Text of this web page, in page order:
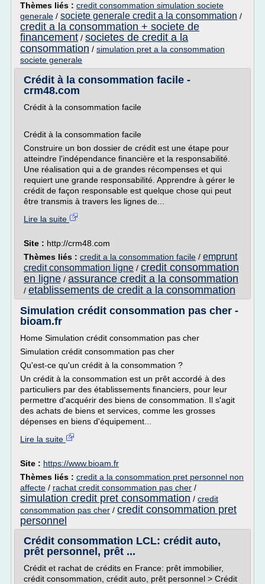
Thèmes liés : credit consommation simulation societe
generale / societe generale credit a la consommation /
credit a la consommation + societe de
financement / societes de credit a la
consommation / simulation pret a la consommation
societe generale
Crédit à la consommation facile -
crm48.com
Crédit à la consommation facile
Crédit à la consommation facile
Construire un bon dossier de crédit est une étape pour
atteindre l'indépendance financière et la responsabilité.
Une réalisation qui a de grandes récompenses et qui
requiert une grande responsabilité. Apprendre à gérer le
crédit de façon responsable est quelque chose qui peut
être transmis à travers les lignes de...
Lire la suite
Site : http://crm48.com
Thèmes liés : credit a la consommation facile / emprunt
credit consommation ligne / credit consommation
en ligne / assurance credit a la consommation
/ etablissements de credit a la consommation
Simulation crédit consommation pas cher -
bioam.fr
Home Simulation crédit consommation pas cher
Simulation crédit consommation pas cher
Qu'est-ce qu'un crédit à la consommation ?
Un crédit à la consommation est un prêt accordé à des
particuliers par des établissements financiers, pour leur
permettre d'acquérir des biens de consommation. Il s'agit
des achats de biens et services, comme les grosses
dépenses en biens d'équipement...
Lire la suite
Site : https://www.bioam.fr
Thèmes liés : credit a la consommation pret personnel non
affecte / rachat credit consommation pas cher /
simulation credit pret consommation / credit
consommation pas cher / credit consommation pret
personnel
Crédit consommation LCL: crédit auto,
prêt personnel, prêt ...
Crédit et rachat de crédits en France: prêt immobilier,
crédit consommation, crédit auto, prêt personnel > Crédit